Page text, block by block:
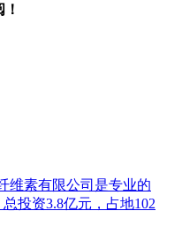
维素有限公司是专业的
投资3.8亿元，占地102